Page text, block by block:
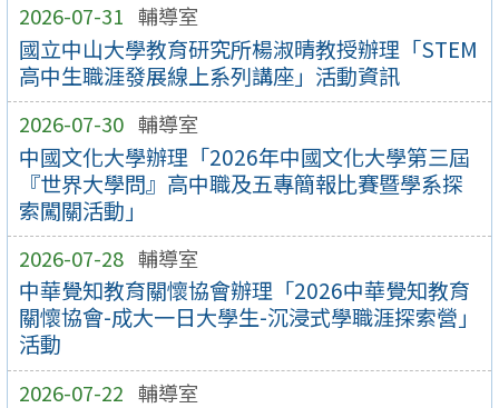
2026-07-31 輔導室
國立中山大學教育研究所楊淑晴教授辦理「STEM
高中生職涯發展線上系列講座」活動資訊
2026-07-30 輔導室
中國文化大學辦理「2026年中國文化大學第三屆
『世界大學問』高中職及五專簡報比賽暨學系探
索闖關活動」
2026-07-28 輔導室
中華覺知教育關懷協會辦理「2026中華覺知教育
關懷協會-成大一日大學生-沉浸式學職涯探索營」
活動
2026-07-22 輔導室